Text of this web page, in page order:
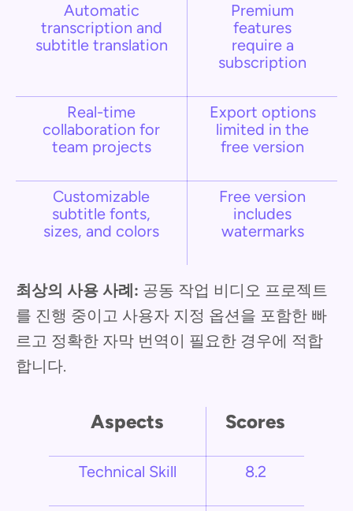
Automatic
transcription and
subtitle translation
Premium
features
require a
subscription
Real-time
collaboration for
team projects
Export options
limited in the
free version
Customizable
subtitle fonts,
sizes, and colors
Free version
includes
watermarks
최상의 사용 사례: 공동 작업 비디오 프로젝트
를 진행 중이고 사용자 지정 옵션을 포함한 빠
르고 정확한 자막 번역이 필요한 경우에 적합
합니다.
Aspects Scores
Technical Skill 8.2